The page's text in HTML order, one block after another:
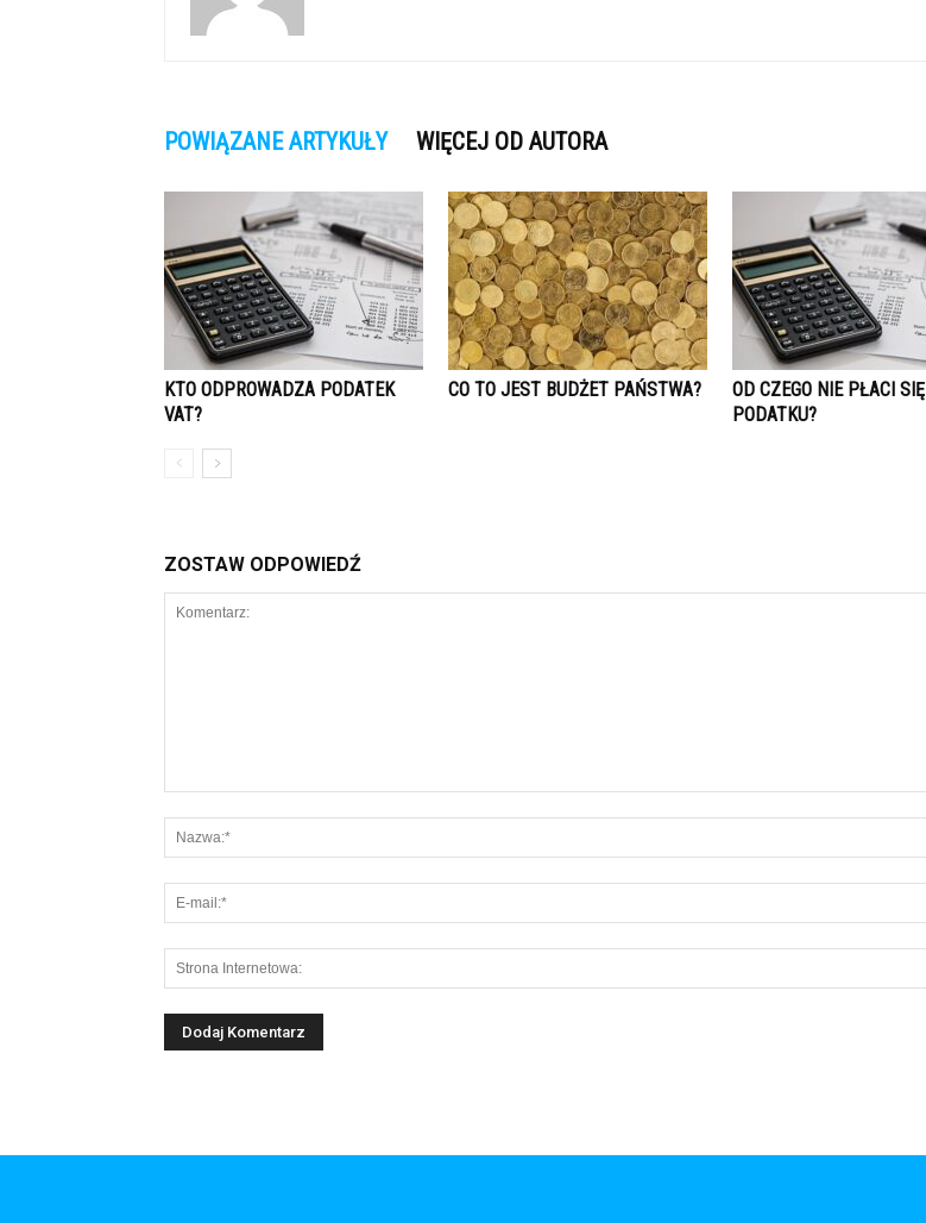
POWIĄZANE ARTYKUŁY WIĘCEJ OD AUTORA
KTO ODPROWADZA PODATEK
VAT?
CO TO JEST BUDŻET PAŃSTWA?
OD CZEGO NIE PŁACI SIĘ
PODATKU?
ZOSTAW ODPOWIEDŹ